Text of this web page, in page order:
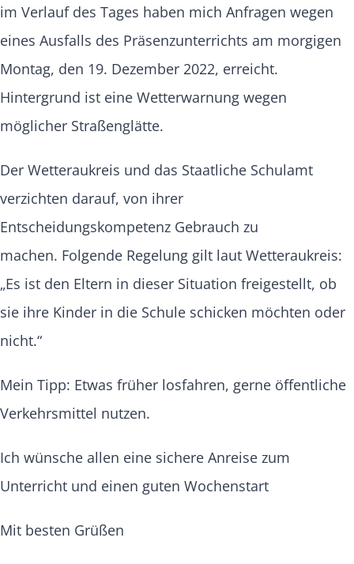
im Verlauf des Tages haben mich Anfragen wegen
eines Ausfalls des Präsenzunterrichts am morgigen
Montag, den 19. Dezember 2022, erreicht.
Hintergrund ist eine Wetterwarnung wegen
möglicher Straßenglätte.
Der Wetteraukreis und das Staatliche Schulamt
verzichten darauf, von ihrer
Entscheidungskompetenz Gebrauch zu
machen. Folgende Regelung gilt laut Wetteraukreis:
„Es ist den Eltern in dieser Situation freigestellt, ob
sie ihre Kinder in die Schule schicken möchten oder
nicht.“
Mein Tipp: Etwas früher losfahren, gerne öffentliche
Verkehrsmittel nutzen.
Ich wünsche allen eine sichere Anreise zum
Unterricht und einen guten Wochenstart
Mit besten Grüßen